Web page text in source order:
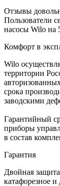
Отзывы
Пользователи
насосы Wilo на
Комфорт в
Wilo
территории
срока
заводскими
Гарантийный
приборы
в состав
Гарантия
Двойная
катафорезное